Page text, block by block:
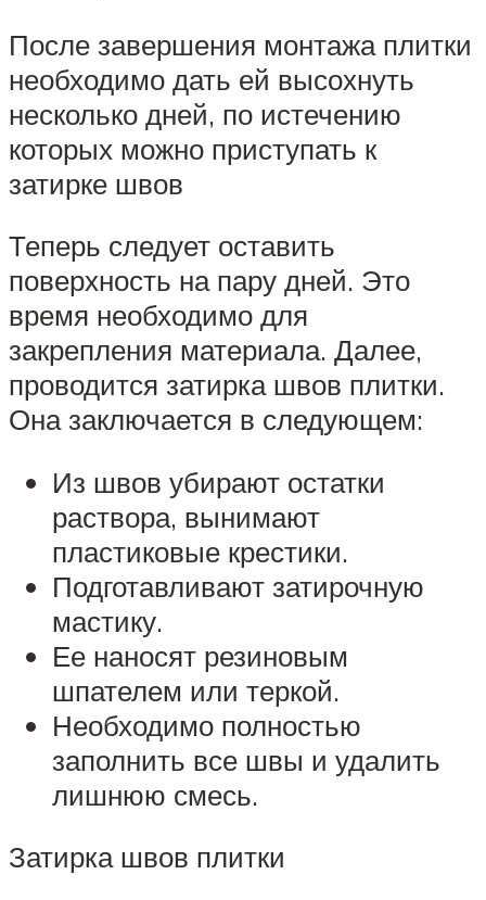
После завершения монтажа плитки
необходимо дать ей высохнуть
несколько дней, по истечению
которых можно приступать к
затирке швов
Теперь следует оставить
поверхность на пару дней. Это
время необходимо для
закрепления материала. Далее,
проводится затирка швов плитки.
Она заключается в следующем:
Из швов убирают остатки
раствора, вынимают
пластиковые крестики.
Подготавливают затирочную
мастику.
Ее наносят резиновым
шпателем или теркой.
Необходимо полностью
заполнить все швы и удалить
лишнюю смесь.
Затирка швов плитки